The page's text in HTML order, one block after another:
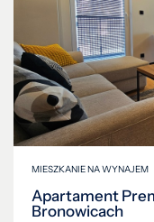
MIESZKANIE NA WYNAJEM
Apartament
Bronowicach